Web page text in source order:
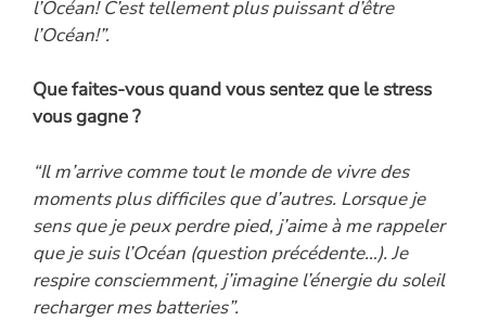
l’Océan! C’est tellement plus puissant d’être
l’Océan!”.
Que faites-vous quand vous sentez que le stress
vous gagne ?
“Il m’arrive comme tout le monde de vivre des
moments plus difficiles que d’autres. Lorsque je
sens que je peux perdre pied, j’aime à me rappeler
que je suis l’Océan (question précédente…). Je
respire consciemment, j’imagine l’énergie du soleil
recharger mes batteries”.